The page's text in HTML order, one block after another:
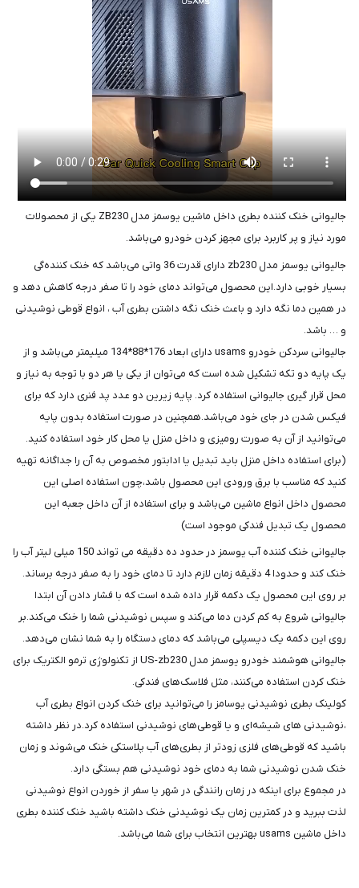
جالیوانی خنک کننده بطری داخل ماشین یوسمز مدل ZB230 یکی از محصولات
مورد نیاز و پر کاربرد برای مجهز کردن خودرو می‌باشد.
جالیوانی یوسمز مدل zb230 دارای قدرت 36 واتی می‌باشد که خنک کننده‌گی
بسیار خوبی دارد.این محصول می‌تواند دمای خود را تا صفر درجه کاهش دهد و
در همین دما نگه دارد و باعث خنک نگه داشتن بطری آب ، انواع قوطی نوشیدنی
و … باشد.
جالیوانی سردکن خودرو usams دارای ابعاد 176*88*134 میلیمتر می‌باشد و از
یک پایه دو تکه تشکیل شده است که می‌توان از یکی یا هر دو با توجه به نیاز و
محل قرار گیری جالیوانی استفاده کرد. پایه زیرین دو عدد پد فنری دارد که برای
فیکس شدن در جای خود می‌باشد.همچنین در صورت استفاده بدون پایه
می‌توانید از آن به صورت رومیزی و داخل منزل یا محل کار خود استفاده کنید.
(برای استفاده داخل منزل باید تبدیل یا ادابتور مخصوص به آن را جداگانه تهیه
کنید که مناسب با برق ورودی این محصول باشد،چون استفاده اصلی این
محصول داخل انواع ماشین می‌باشد و برای استفاده از آن داخل جعبه این
محصول یک تبدیل فندکی موجود است)
جالیوانی خنک کننده آب یوسمز در حدود ده دقیقه می تواند 150 میلی لیتر آب را
خنک کند و حدودا 4 دقیقه زمان لازم دارد تا دمای خود را به صفر درجه برساند.
بر روی این محصول یک دکمه قرار داده شده است که با فشار دادن آن ابتدا
جالیوانی شروع به کم کردن دما می‌کند و سپس نوشیدنی شما را خنک می‌کند.بر
روی این دکمه یک دیسپلی می‌باشد که دمای دستگاه را به شما نشان می‎‌دهد.
جالیوانی هوشمند خودرو یوسمز مدل US-zb230 از تکنولوژی ترمو الکتریک برای
خنک کردن استفاده می‌کنند، مثل فلاسک‌های فندکی.
کولینک بطری نوشیدنی یوسامز را می‌توانید برای خنک کردن انواع بطری آب
،نوشیدنی های شیشه‌ای و یا قوطی‌های نوشیدنی استفاده کرد.در نظر داشته
باشید که قوطی‌های فلزی زودتر از بطری‌های آب پلاستکی خنک می‌شوند و زمان
خنک شدن نوشیدنی شما به دمای خود نوشیدنی هم بستگی دارد.
در مجموع برای اینکه در زمان رانندگی در شهر یا سفر از خوردن انواع نوشیدنی
لذت ببرید و در کمترین زمان یک نوشیدنی خنک داشته باشید خنک کننده بطری
داخل ماشین usams بهترین انتخاب برای شما می‌باشد.